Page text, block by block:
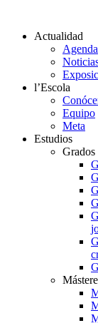
Actualidad
Agenda
l’Escola
Equipo
Meta
Estudios
Grados